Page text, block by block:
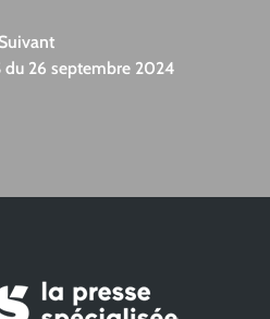
Suivant
du 26 septembre 2024